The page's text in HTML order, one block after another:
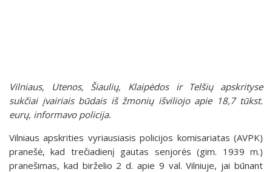
Vilniaus, Utenos, Šiaulių, Klaipėdos ir Telšių apskrityse
sukčiai įvairiais būdais iš žmonių išviliojo apie 18,7 tūkst.
eurų, informavo policija.
Vilniaus apskrities vyriausiasis policijos komisariatas (AVPK)
pranešė, kad trečiadienį gautas senjorės (gim. 1939 m.)
pranešimas, kad birželio 2 d. apie 9 val. Vilniuje, jai būnant